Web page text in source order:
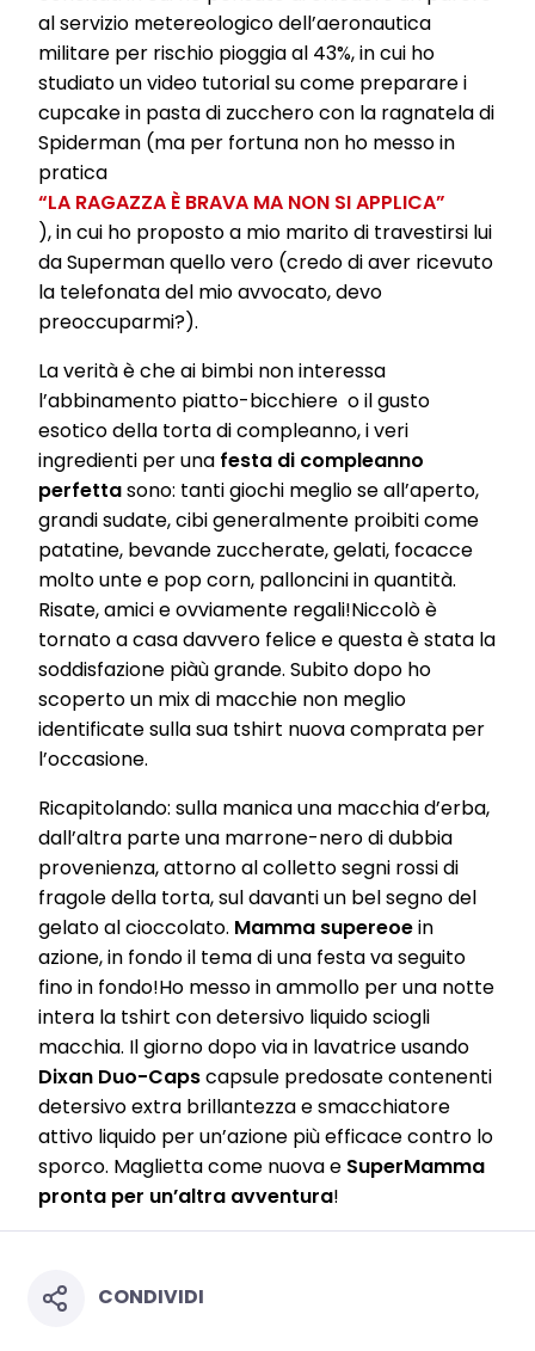
al servizio metereologico dell’aeronautica
militare per rischio pioggia al 43%, in cui ho
studiato un video tutorial su come preparare i
cupcake in pasta di zucchero con la ragnatela di
Spiderman (ma per fortuna non ho messo in
pratica
“LA RAGAZZA È BRAVA MA NON SI APPLICA”
), in cui ho proposto a mio marito di travestirsi lui
da Superman quello vero (credo di aver ricevuto
la telefonata del mio avvocato, devo
preoccuparmi?).
La verità è che ai bimbi non interessa
l’abbinamento piatto-bicchiere o il gusto
esotico della torta di compleanno, i veri
ingredienti per una festa di compleanno
perfettasono: tanti giochi meglio se all’aperto,
grandi sudate, cibi generalmente proibiti come
patatine, bevande zuccherate, gelati, focacce
molto unte e pop corn, palloncini in quantità.
Risate, amici e ovviamente regali!Niccolò è
tornato a casa davvero felice e questa è stata la
soddisfazione piàù grande. Subito dopo ho
scoperto un mix di macchie non meglio
identificate sulla sua tshirt nuova comprata per
l’occasione.
Ricapitolando: sulla manica una macchia d’erba,
dall’altra parte una marrone-nero di dubbia
provenienza, attorno al colletto segni rossi di
fragole della torta, sul davanti un bel segno del
gelato al cioccolato. Mamma supereoein
azione, in fondo il tema di una festa va seguito
fino in fondo!Ho messo in ammollo per una notte
intera la tshirt con detersivo liquido sciogli
macchia. Il giorno dopo via in lavatrice usando
Dixan Duo-Capscapsule predosate contenenti
detersivo extra brillantezza e smacchiatore
attivo liquido per un’azione più efficace contro lo
sporco. Maglietta come nuova e SuperMamma
pronta per un’altra avventura!
CONDIVIDI
If you click on “Adjust” you can find more information about the
processing of your data / the use of cookies and allow them for one
or more of the purposes mentioned above. By clicking on “Accept
All”, you agree to the use of cookies as well as to the processing of
your personal data for all the purposes stated above. If you click on
“Reject”, only cookies that are technically necessary to provide you
with this website will be used.